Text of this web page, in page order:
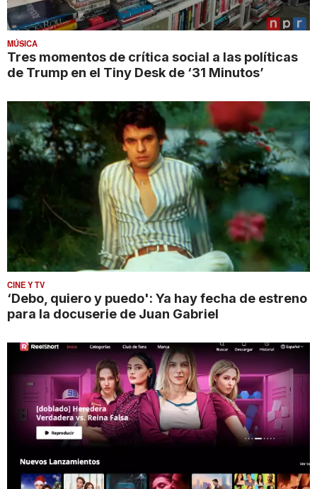
MÚSICA
Tres momentos de crítica social a las políticas
de Trump en el Tiny Desk de ‘31 Minutos’
CINE Y TV
‘Debo, quiero y puedo': Ya hay fecha de estreno
para la docuserie de Juan Gabriel